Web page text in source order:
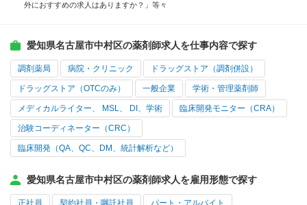
外におすすめの求人はありますか？」等々
愛知県名古屋市中村区の薬剤師求人を仕事内容で探す
調剤薬局 病院・クリニック ドラッグストア（調剤併設）
ドラッグストア（OTCのみ） 一般企業 学術・管理薬剤師
メディカルライター、 MSL、 DI、学術 臨床開発モニター（CRA）
治験コーディネーター（CRC）
臨床開発（QA、QC、DM、統計解析など）
愛知県名古屋市中村区の薬剤師求人を雇用形態で探す